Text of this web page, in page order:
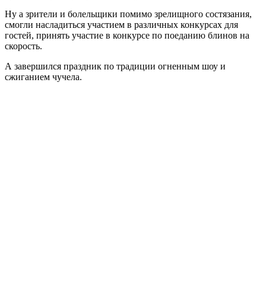
Ну а зрители и болельщики помимо зрелищного состязания,
смогли насладиться участием в различных конкурсах для
гостей, принять участие в конкурсе по поеданию блинов на
скорость.
А завершился праздник по традиции огненным шоу и
сжиганием чучела.